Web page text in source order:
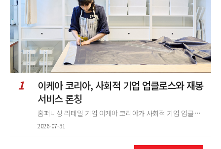
1
이케아 코리아, 사회적 기업 업클로스와 재봉
서비스 론칭
홈퍼니싱 리테일 기업 이케아 코리아가 사회적 기업 업클로스(Upcloth)와 협력해 재봉 서비스를 선보인다. 이번 협업은 이케
2026-07-31